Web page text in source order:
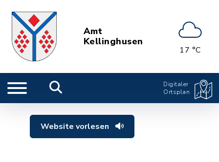
Amt
Kellinghusen
17 °C
Digitaler
Ortsplan
Website vorlesen